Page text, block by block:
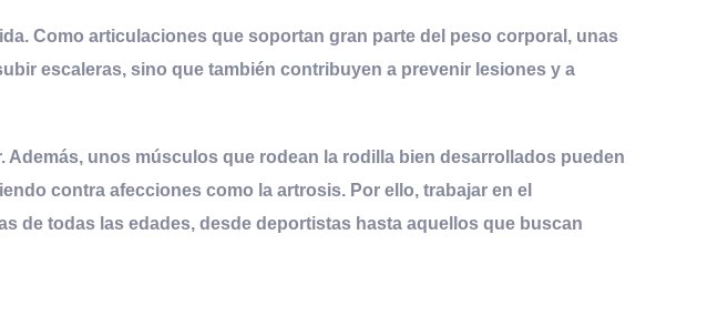
Como articulaciones que soportan gran parte del peso corporal, unas
escaleras, sino que también contribuyen a prevenir lesiones y a
unos músculos que rodean la rodilla bien desarrollados pueden
contra afecciones como la artrosis. Por ello, trabajar en el
de todas las edades, desde deportistas hasta aquellos que buscan